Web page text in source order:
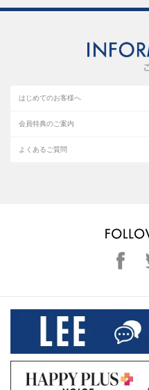
はじめてのお客様へ
会員特典のご案内
よくあるご質問